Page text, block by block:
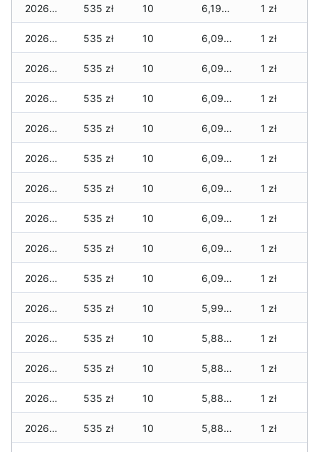
2026-06-03 535 zł 10 6,190 zł 1 zł
2026-06-02 535 zł 10 6,090 zł 1 zł
2026-06-01 535 zł 10 6,090 zł 1 zł
2026-05-31 535 zł 10 6,090 zł 1 zł
2026-05-30 535 zł 10 6,090 zł 1 zł
2026-05-29 535 zł 10 6,090 zł 1 zł
2026-05-28 535 zł 10 6,090 zł 1 zł
2026-05-27 535 zł 10 6,090 zł 1 zł
2026-05-26 535 zł 10 6,090 zł 1 zł
2026-05-25 535 zł 10 6,090 zł 1 zł
2026-05-24 535 zł 10 5,990 zł 1 zł
2026-05-23 535 zł 10 5,885 zł 1 zł
2026-05-22 535 zł 10 5,885 zł 1 zł
2026-05-21 535 zł 10 5,885 zł 1 zł
2026-05-20 535 zł 10 5,885 zł 1 zł